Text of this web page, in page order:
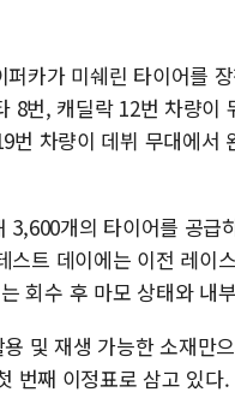
카가 미쉐린 타이어를
8번, 캐딜락 12번 차량
번 차량이 데뷔 무대에
3,600개의 타이어를 공
스트 데이에는 이전 레이
회수 후 마모 상태와 내
및 재생 가능한 소재만
번째 이정표로 삼고 있다.